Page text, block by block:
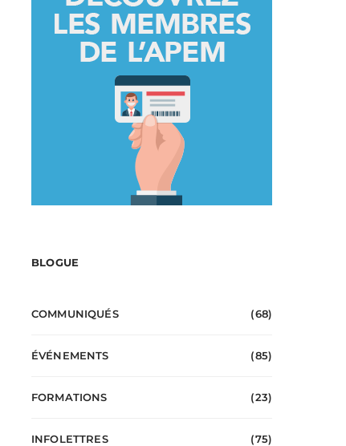
BLOGUE
COMMUNIQUÉS (68)
ÉVÉNEMENTS (85)
FORMATIONS (23)
INFOLETTRES (75)